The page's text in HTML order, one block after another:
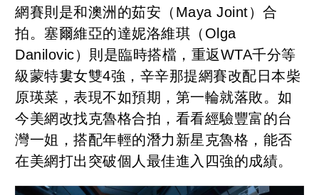
網賽則是和澳洲的茹安（Maya Joint）合
拍。塞爾維亞的達妮洛維琪（Olga
Danilovic）則是臨時搭檔，重返WTA千分等
級蒙特婁女雙4強，辛辛那提網賽改配日本柴
原瑛菜，表現不如預期，第一輪就落敗。如
今美網改找克魯格合拍，看看經驗豐富的台
灣一姐，搭配年輕的潛力新星克魯格，能否
在美網打出突破個人最佳進入四強的成績。